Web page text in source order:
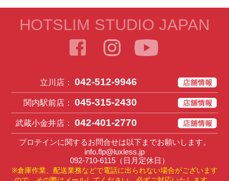
HOTSLIM STUDIO JAPAN
立川店： 042-512-9946
関内駅前店： 045-315-2430
武蔵小金井店： 042-401-2770
プロテインに関するお問合せは以下までお願いします。
info.flp@luxless.jp
092-710-6115（日月定休日）
※倉庫作業、配送業務などで電話に出られない場合がございます